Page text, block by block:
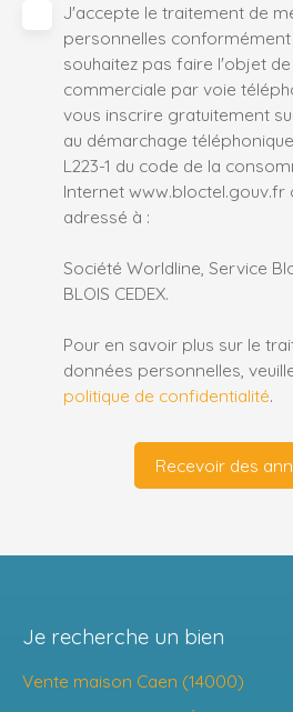
J'accepte le traitement de
personnelles conformément
souhaitez pas faire l'objet
commerciale par voie
vous inscrire gratuitement
au démarchage
L223-1 du code de la
Internet www.bloctel.gouv.fr
adressé à :
Société Worldline, Service
BLOIS CEDEX.
Pour en savoir plus sur le
données personnelles,
politique de confidentialité.
Recevoir des
Je recherche un bien
Vente maison Caen (14000)